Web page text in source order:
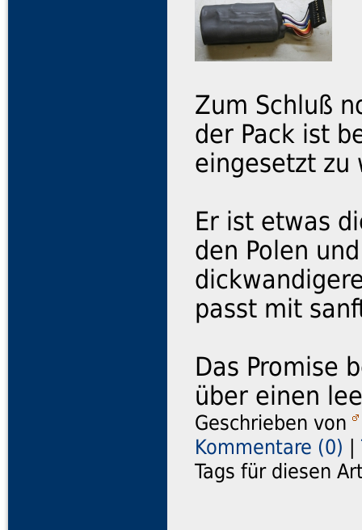
Zum Schluß
der Pack ist
eingesetzt zu
Er ist etwas
den Polen
passt mit
Das Promise
über einen
Geschrieben von
Kommentare (0) |
Tags für diesen